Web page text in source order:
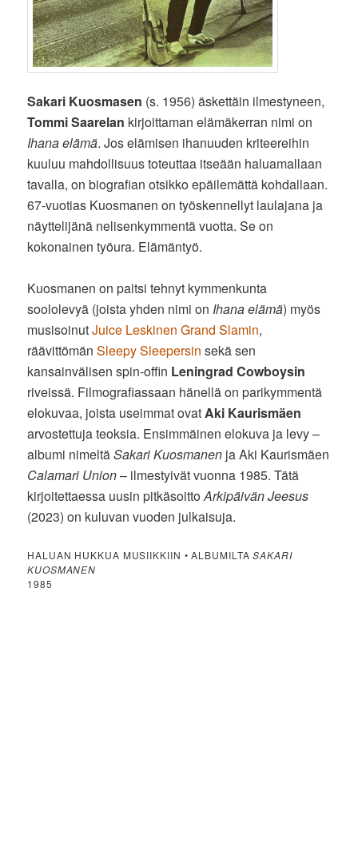
Sakari Kuosmasen (s. 1956) äskettäin ilmestyneen,
Tommi Saarelan kirjoittaman elämäkerran nimi on
Ihana elämä. Jos elämisen ihanuuden kriteereihin
kuuluu mahdollisuus toteuttaa itseään haluamallaan
tavalla, on biografian otsikko epäilemättä kohdallaan.
67-vuotias Kuosmanen on työskennellyt laulajana ja
näyttelijänä nelisenkymmentä vuotta. Se on
kokonainen työura. Elämäntyö.
Kuosmanen on paitsi tehnyt kymmenkunta
soololevyä (joista yhden nimi on Ihana elämä) myös
musisoinutJuice Leskinen Grand Slamin,
räävittömänSleepy Sleepersin sekä sen
kansainvälisen spin-offin Leningrad Cowboysin
riveissä. Filmografiassaan hänellä on parikymmentä
elokuvaa, joista useimmat ovat Aki Kaurismäen
arvostettuja teoksia. Ensimmäinen elokuva ja levy –
albumi nimeltäSakari Kuosmanen ja Aki Kaurismäen
Calamari Union– ilmestyivät vuonna 1985. Tätä
kirjoitettaessa uusin pitkäsoittoArkipäivän Jeesus
(2023) on kuluvan vuoden julkaisuja.
HALUAN HUKKUA MUSIIKKIIN • ALBUMILTASAKARI
KUOSMANEN
1985